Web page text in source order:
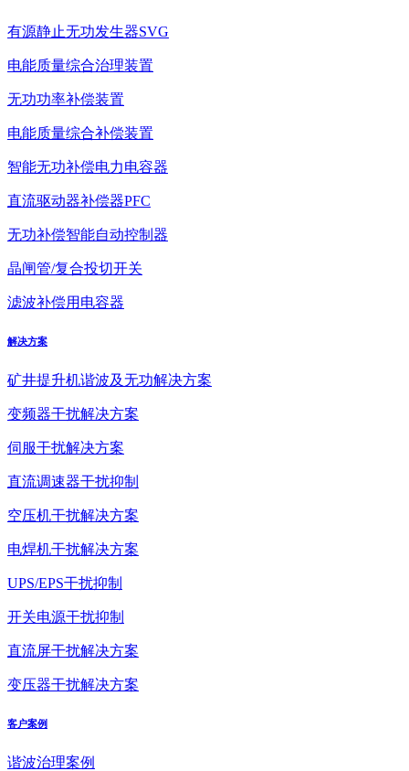
有源静止无功发生器SVG
电能质量综合治理装置
无功功率补偿装置
电能质量综合补偿装置
智能无功补偿电力电容器
直流驱动器补偿器PFC
无功补偿智能自动控制器
晶闸管/复合投切开关
滤波补偿用电容器
解决方案
矿井提升机谐波及无功解决方案
变频器干扰解决方案
伺服干扰解决方案
直流调速器干扰抑制
空压机干扰解决方案
电焊机干扰解决方案
UPS/EPS干扰抑制
开关电源干扰抑制
直流屏干扰解决方案
变压器干扰解决方案
客户案例
谐波治理案例